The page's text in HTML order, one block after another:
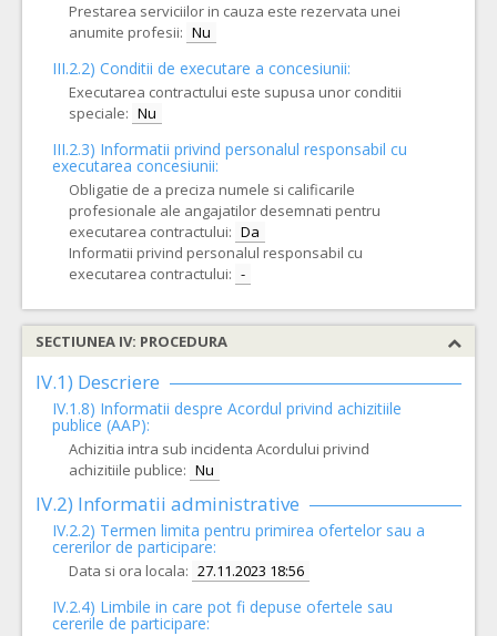
Prestarea serviciilor in cauza este rezervata unei
anumite profesii: Nu
III.2.2) Conditii de executare a concesiunii:
Executarea contractului este supusa unor conditii
speciale: Nu
III.2.3) Informatii privind personalul responsabil cu
executarea concesiunii:
Obligatie de a preciza numele si calificarile
profesionale ale angajatilor desemnati pentru
executarea contractului: Da
Informatii privind personalul responsabil cu
executarea contractului: -
SECTIUNEA IV: PROCEDURA
IV.1) Descriere
IV.1.8) Informatii despre Acordul privind achizitiile
publice (AAP):
Achizitia intra sub incidenta Acordului privind
achizitiile publice: Nu
IV.2) Informatii administrative
IV.2.2) Termen limita pentru primirea ofertelor sau a
cererilor de participare:
Data si ora locala: 27.11.2023 18:56
IV.2.4) Limbile in care pot fi depuse ofertele sau
cererile de participare: